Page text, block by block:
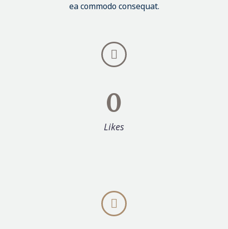
ea commodo consequat.


0
Likes

